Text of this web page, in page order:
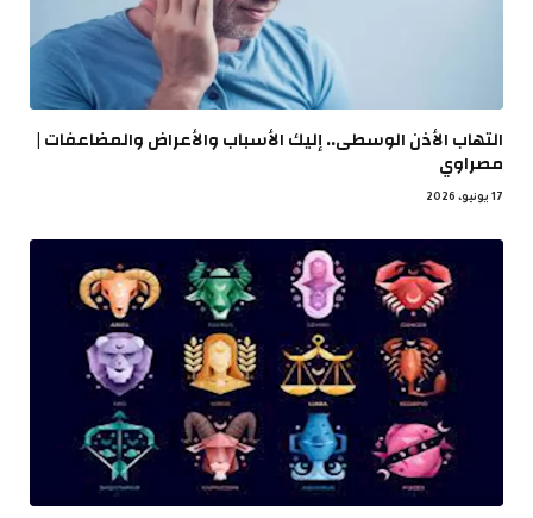
التهاب الأذن الوسطى.. إليك الأسباب والأعراض والمضاعفات |
مصراوي
17 يونيو، 2026